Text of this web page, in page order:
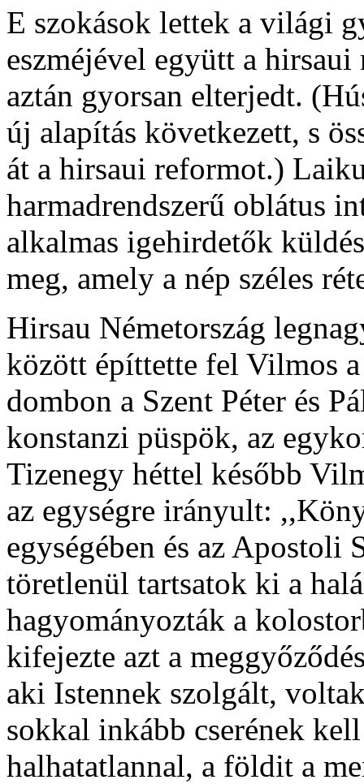
E szokások lettek a világi
eszméjével együtt a
aztán gyorsan elterjedt.
új alapítás következett, s
át a hirsaui reformot.)
harmadrendszerű oblátus
alkalmas igehirdetők
meg, amely a nép széles
Hirsau Németország
között építtette fel Vilmos
dombon a Szent Péter és
konstanzi püspök, az
Tizenegy héttel később
az egységre irányult:
egységében és az Apostoli
töretlenül tartsatok ki a
hagyományozták a
kifejezte azt a
aki Istennek szolgált,
sokkal inkább cserének
halhatatlannal, a földit a